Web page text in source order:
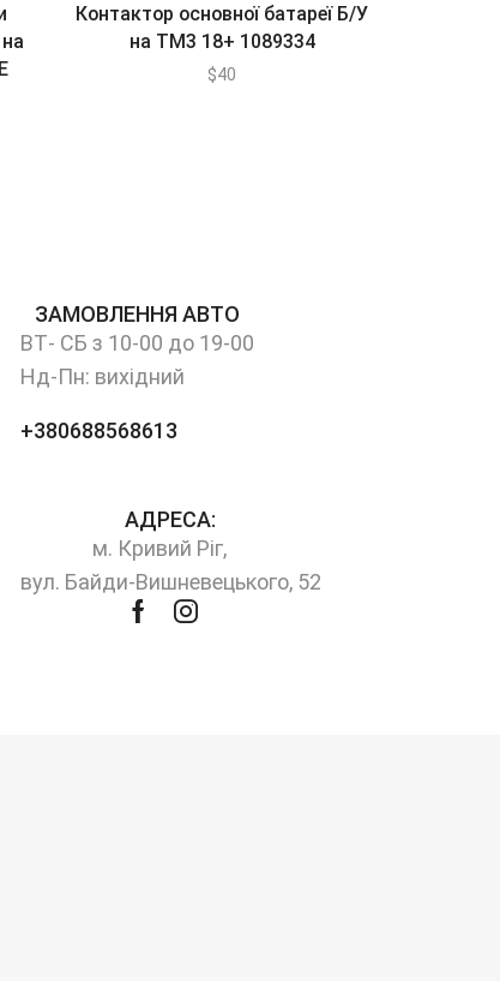
Контактор основної батареї Б/У
на ТМ3 18+ 1089334
$40
ЗАМОВЛЕННЯ АВТО
ВТ- СБ з 10-00 до 19-00
Нд-Пн: вихідний
+380688568613
АДРЕСА:
м. Кривий Ріг,
вул. Байди-Вишневецького, 52
FacebookInstagram